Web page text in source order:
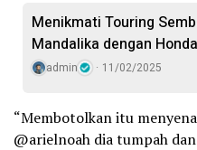
Menikmati Touring
Mandalika dengan
admin 11/02/2025
“Membotolkan itu
@arielnoah dia tumpah